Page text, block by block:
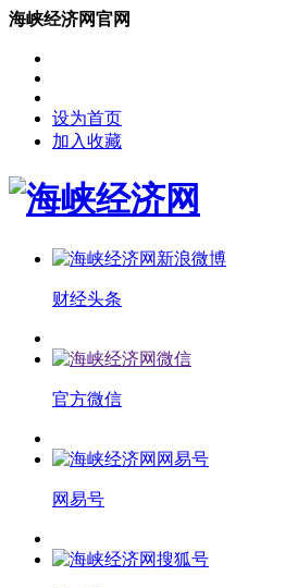
海峡经济网官网
设为首页
加入收藏
财经头条
官方微信
网易号